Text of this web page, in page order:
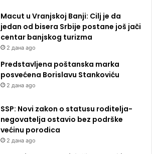
Macut u Vranjskoj Banji: Cilj je da
jedan od bisera Srbije postane još jači
centar banjskog turizma
2 дана ago
Predstavljena poštanska marka
posvećena Borislavu Stankoviću
2 дана ago
SSP: Novi zakon o statusu roditelja-
negovatelja ostavio bez podrške
većinu porodica
2 дана ago